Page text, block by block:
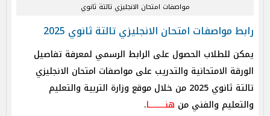
مواصفات امتحان الانجليزي تالتة ثانوي
رابط مواصفات امتحان الانجليزي تالتة ثانوي 2025
يمكن للطلاب الحصول على الرابط الرسمي لمعرفة تفاصيل
الورقة الامتحانية والتدريب على مواصفات امتحان الانجليزي
تالتة ثانوي 2025 من خلال موقع وزارة التربية والتعليم
والتعليم والفني من هنـــــــــا.